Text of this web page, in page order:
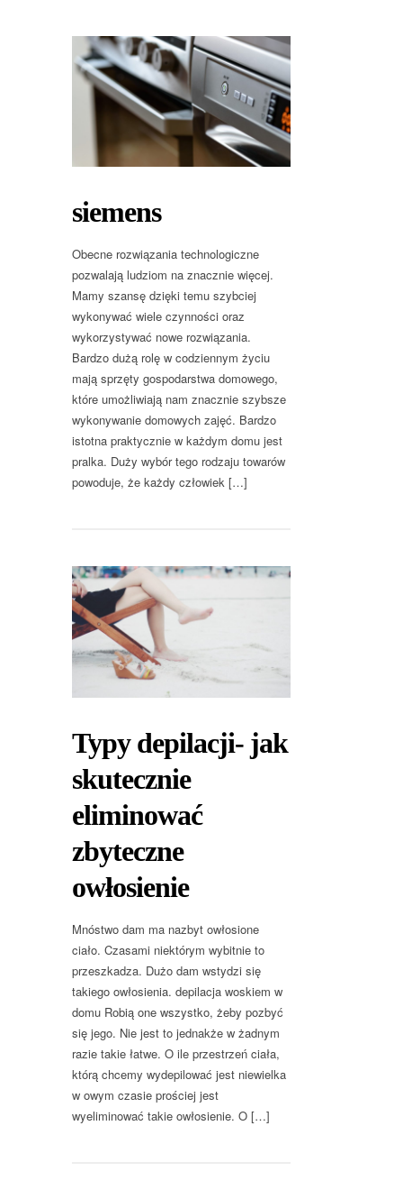
siemens
Obecne rozwiązania technologiczne
pozwalają ludziom na znacznie więcej.
Mamy szansę dzięki temu szybciej
wykonywać wiele czynności oraz
wykorzystywać nowe rozwiązania.
Bardzo dużą rolę w codziennym życiu
mają sprzęty gospodarstwa domowego,
które umożliwiają nam znacznie szybsze
wykonywanie domowych zajęć. Bardzo
istotna praktycznie w każdym domu jest
pralka. Duży wybór tego rodzaju towarów
powoduje, że każdy człowiek […]
Typy depilacji- jak
skutecznie
eliminować
zbyteczne
owłosienie
Mnóstwo dam ma nazbyt owłosione
ciało. Czasami niektórym wybitnie to
przeszkadza. Dużo dam wstydzi się
takiego owłosienia. depilacja woskiem w
domu Robią one wszystko, żeby pozbyć
się jego. Nie jest to jednakże w żadnym
razie takie łatwe. O ile przestrzeń ciała,
którą chcemy wydepilować jest niewielka
w owym czasie prościej jest
wyeliminować takie owłosienie. O […]